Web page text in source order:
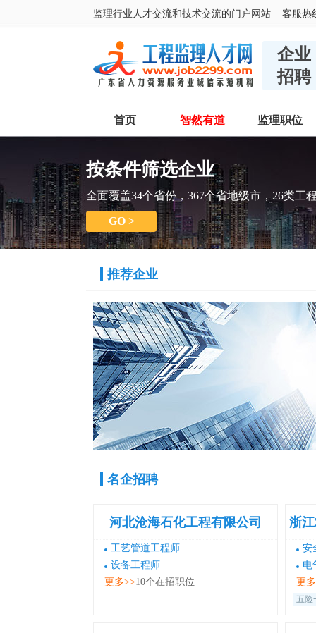
监理行业人才交流和技术交流的门户网站 客服热
企业
招聘
首页 智然有道 监理职位
按条件筛选企业
全面覆盖34个省份，367个省地级市，26类工
GO >
推荐企业
名企招聘
河北沧海石化工程有限公司
工艺管道工程师
设备工程师
更多>>10个在招职位
安
电
更
五险